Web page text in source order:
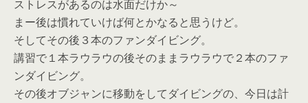
ストレスがあるのは水面だけか～
まー後は慣れていけば何とかなると思うけど。
そしてその後３本のファンダイビング。
講習で１本ラウラウの後そのままラウラウで２本のファ
ンダイビング。
その後オブジャンに移動をしてダイビングの、今日は計